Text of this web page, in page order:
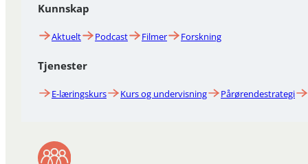
Kunnskap
Aktuelt Podcast Filmer Forskning
Tjenester
E-læringskurs Kurs og undervisning Pårørendestrategi